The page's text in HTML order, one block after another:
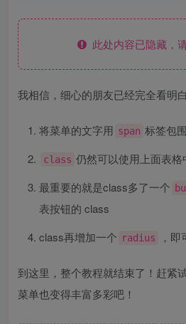
此处内容已隐藏，
我相信，细心的朋友已经完全看明
将菜单的文字用 span 标签包围
class 仍然可以使用上面表
最重要的就是class多了一个
表按钮的 class
class再增加一个 radius ，
到这里，整个教程就结束了！赶紧
菜单也变得丰富多彩吧！